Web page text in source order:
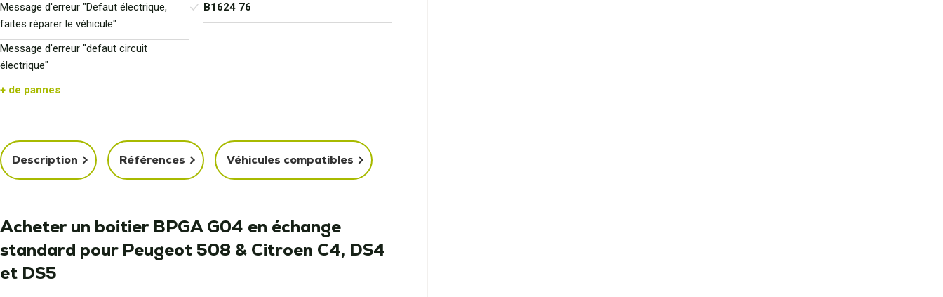
Message d'erreur "Defaut électrique,
faites réparer le véhicule"
Message d'erreur "defaut circuit
électrique"
+ de pannes
B1624 76
Description Références Véhicules compatibles
Acheter un boitier BPGA G04 en échange
standard pour Peugeot 508 & Citroen C4, DS4
et DS5